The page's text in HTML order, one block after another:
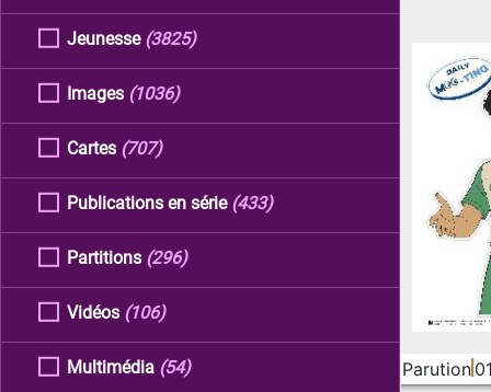
Jeunesse (3825)
Images (1036)
Cartes (707)
Publications en série (433)
Partitions (296)
Vidéos (106)
Multimédia (54) Parution